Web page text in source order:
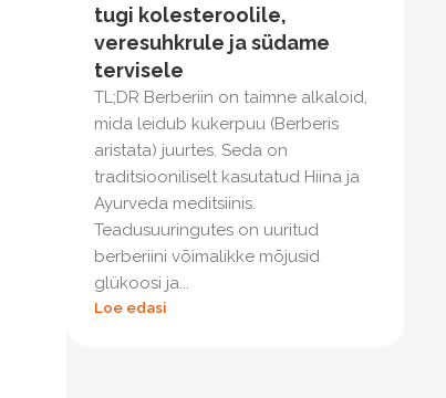
tugi kolesteroolile,
veresuhkrule ja südame
tervisele
TL;DR Berberiin on taimne alkaloid,
mida leidub kukerpuu (Berberis
aristata) juurtes. Seda on
traditsiooniliselt kasutatud Hiina ja
Ayurveda meditsiinis.
Teadusuuringutes on uuritud
berberiini võimalikke mõjusid
glükoosi ja...
Loe edasi